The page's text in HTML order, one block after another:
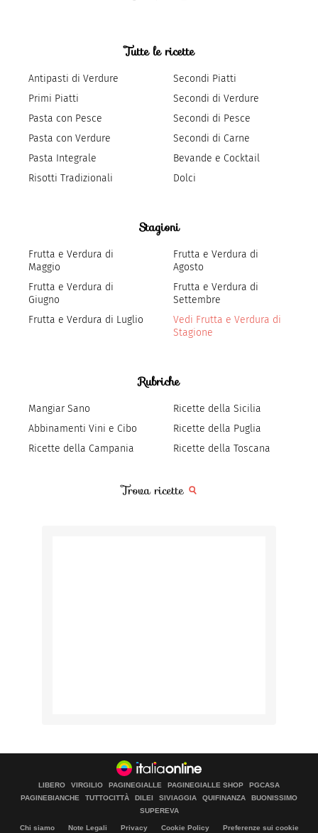
Tutte le ricette
Antipasti di Verdure
Primi Piatti
Pasta con Pesce
Pasta con Verdure
Pasta Integrale
Risotti Tradizionali
Secondi Piatti
Secondi di Verdure
Secondi di Pesce
Secondi di Carne
Bevande e Cocktail
Dolci
Stagioni
Frutta e Verdura di
Maggio
Frutta e Verdura di
Giugno
Frutta e Verdura di Luglio
Frutta e Verdura di
Agosto
Frutta e Verdura di
Settembre
Vedi Frutta e Verdura di
Stagione
Rubriche
Mangiar Sano
Abbinamenti Vini e Cibo
Ricette della Campania
Ricette della Sicilia
Ricette della Puglia
Ricette della Toscana
Trova ricette
LIBERO VIRGILIO PAGINEGIALLE PAGINEGIALLE SHOP
PGCASA
PAGINEBIANCHE
TUTTOCITTÀ DILEI SIVIAGGIA QUIFINANZA
BUONISSIMO
SUPEREVA
Chi siamo Note Legali Privacy Cookie Policy Preferenze sui cookie